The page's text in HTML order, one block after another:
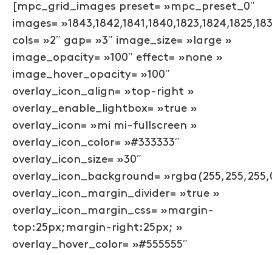
[mpc_grid_images preset= »mpc_preset_0″
images=
cols= »2″ gap= »3″ image_size= »large »
image_opacity= »100″ effect= »none »
image_hover_opacity= »100″
overlay_icon_align= »top-right »
overlay_enable_lightbox= »true »
overlay_icon= »mi mi-fullscreen »
overlay_icon_color= »#333333″
overlay_icon_size= »30″
overlay_icon_background=
overlay_icon_margin_divider= »true »
overlay_icon_margin_css= »margin-
top:25px;margin-right:25px; »
overlay_hover_color= »#555555″